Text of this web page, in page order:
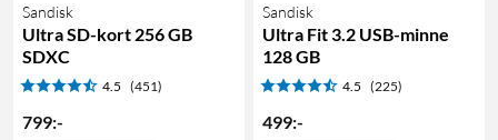
Sandisk
Ultra SD-kort 256 GB
SDXC
4.5 (451)
799:-
Sandisk
Ultra Fit 3.2 USB-minne
128 GB
4.5 (225)
499:-